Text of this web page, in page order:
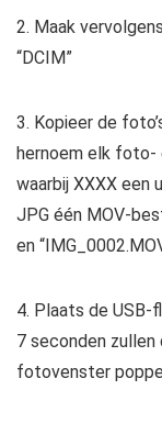
2. Maak
“DCIM”
3. Kopieer de
hernoem elk foto-
waarbij XXXX een
JPG één MOV-
en
4. Plaats de USB-
7 seconden
fotovenster